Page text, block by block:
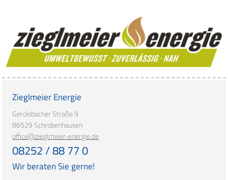
Zieglmeier Energie
Gerolsbacher Straße 9
86529 Schrobenhausen
office@zieglmeier-energie.de
08252 / 88 77 0
Wir beraten Sie gerne!